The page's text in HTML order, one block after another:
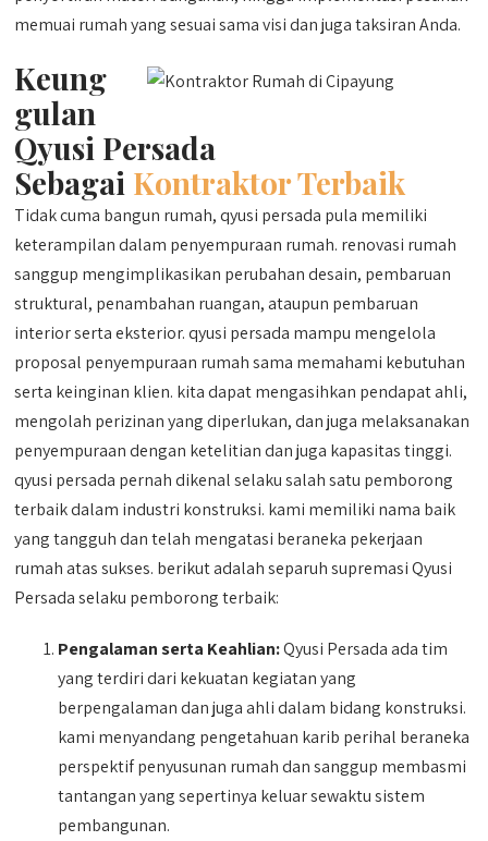
memuai rumah yang sesuai sama visi dan juga taksiran Anda.
Keung
gulan
Qyusi Persada
Sebagai Kontraktor Terbaik
Tidak cuma bangun rumah, qyusi persada pula memiliki
keterampilan dalam penyempuraan rumah. renovasi rumah
sanggup mengimplikasikan perubahan desain, pembaruan
struktural, penambahan ruangan, ataupun pembaruan
interior serta eksterior. qyusi persada mampu mengelola
proposal penyempuraan rumah sama memahami kebutuhan
serta keinginan klien. kita dapat mengasihkan pendapat ahli,
mengolah perizinan yang diperlukan, dan juga melaksanakan
penyempuraan dengan ketelitian dan juga kapasitas tinggi.
qyusi persada pernah dikenal selaku salah satu pemborong
terbaik dalam industri konstruksi. kami memiliki nama baik
yang tangguh dan telah mengatasi beraneka pekerjaan
rumah atas sukses. berikut adalah separuh supremasi Qyusi
Persada selaku pemborong terbaik:
Pengalaman serta Keahlian:Qyusi Persada ada tim
yang terdiri dari kekuatan kegiatan yang
berpengalaman dan juga ahli dalam bidang konstruksi.
kami menyandang pengetahuan karib perihal beraneka
perspektif penyusunan rumah dan sanggup membasmi
tantangan yang sepertinya keluar sewaktu sistem
pembangunan.